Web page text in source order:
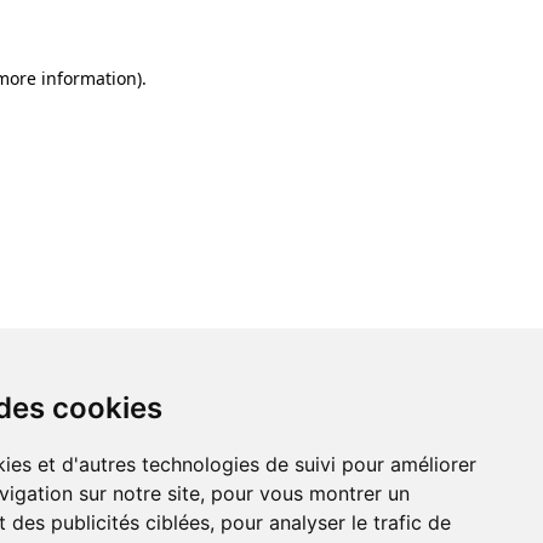
cookies
et d'autres technologies de suivi pour améliorer
sur notre site, pour vous montrer un
des publicités ciblées, pour analyser le trafic de
information).